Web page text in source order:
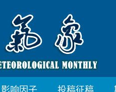
影响因子 投稿征稿